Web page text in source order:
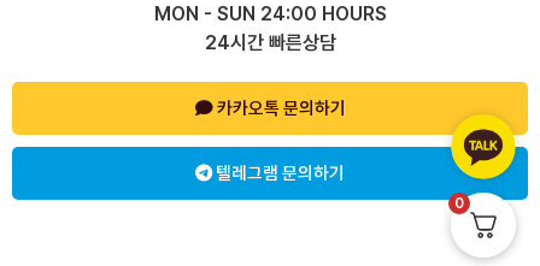
b
o
t
e
r
u
b
e
g
a
MON - SUN 24:00 HOURS
24시간 빠른상담
카카오톡 문의하기
텔레그램 문의하기
0